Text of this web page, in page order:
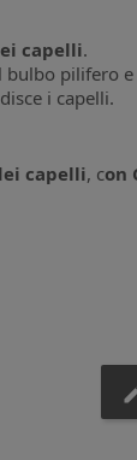
capelli.
bulbo pilifero e
i capelli.
capelli, con